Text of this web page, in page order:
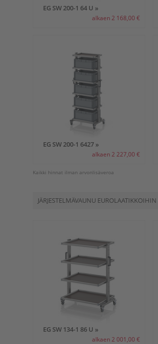
EG SW 200-1 64 U »
alkaen 2 168,00 €
EG SW 200-1 6427 »
alkaen 2 227,00 €
Kaikki hinnat ilman arvonlisäveroa
JÄRJESTELMÄVAUNU EUROLAATIKKOIHIN
EG SW 134-1 86 U »
alkaen 2 001,00 €